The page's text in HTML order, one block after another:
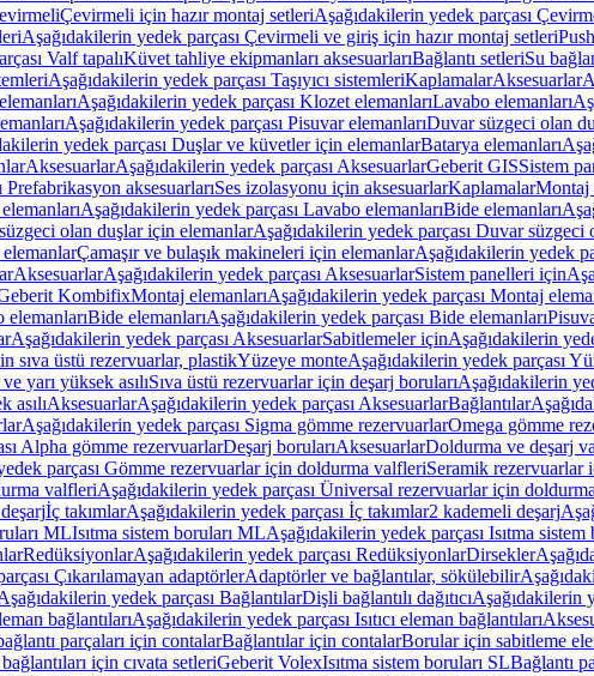
Çevirmeli için hazır montaj setleriAşağıdakilerin yedek parçası
Aşağıdakilerin yedek parçası Çevirmeli ve giriş için hazır montaj setleri
Valf tapalıKüvet tahliye ekipmanları aksesuarlarıBağlantı setleriSu
Aşağıdakilerin yedek parçası Taşıyıcı sistemleriKaplamalarAksesuarlar
Aşağıdakilerin yedek parçası Klozet elemanlarıLavabo elemanları
Aşağıdakilerin yedek parçası Pisuvar elemanlarıDuvar süzgeci olan
yedek parçası Duşlar ve küvetler için elemanlarBatarya elemanları
AksesuarlarAşağıdakilerin yedek parçası AksesuarlarGeberit GISSistem
aksesuarlarıSes izolasyonu için aksesuarlarKaplamalarMontaj
Aşağıdakilerin yedek parçası Lavabo elemanlarıBide elemanları
olan duşlar için elemanlarAşağıdakilerin yedek parçası Duvar
Çamaşır ve bulaşık makineleri için elemanlarAşağıdakilerin yedek
AksesuarlarAşağıdakilerin yedek parçası AksesuarlarSistem panelleri için
KombifixMontaj elemanlarıAşağıdakilerin yedek parçası Montaj
elemanlarıBide elemanlarıAşağıdakilerin yedek parçası Bide elemanları
Aşağıdakilerin yedek parçası AksesuarlarSabitlemeler içinAşağıdakilerin
sıva üstü rezervuarlar, plastikYüzeye monteAşağıdakilerin yedek parçası
yarı yüksek asılıSıva üstü rezervuarlar için deşarj borularıAşağıdakilerin
asılıAksesuarlarAşağıdakilerin yedek parçası AksesuarlarBağlantılar
Aşağıdakilerin yedek parçası Sigma gömme rezervuarlarOmega gömme
Alpha gömme rezervuarlarDeşarj borularıAksesuarlarDoldurma ve deşarj
parçası Gömme rezervuarlar için doldurma valfleriSeramik rezervuarlar
valfleriAşağıdakilerin yedek parçası Üniversal rezervuarlar için
İç takımlarAşağıdakilerin yedek parçası İç takımlar2 kademeli deşarj
MLIsıtma sistem boruları MLAşağıdakilerin yedek parçası Isıtma
RedüksiyonlarAşağıdakilerin yedek parçası RedüksiyonlarDirsekler
Çıkarılamayan adaptörlerAdaptörler ve bağlantılar, sökülebilir
yedek parçası BağlantılarDişli bağlantılı dağıtıcıAşağıdakilerin
bağlantılarıAşağıdakilerin yedek parçası Isıtıcı eleman bağlantıları
parçaları için contalarBağlantılar için contalarBorular için sabitleme
için cıvata setleriGeberit VolexIsıtma sistem boruları SLBağlantı